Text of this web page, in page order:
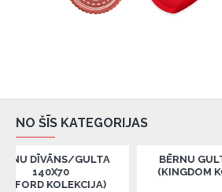
NO ŠĪS KATEGORIJAS
GULTA
BĒRNU GULTA 160X70
(KINGDOM KOLEKCIJA)